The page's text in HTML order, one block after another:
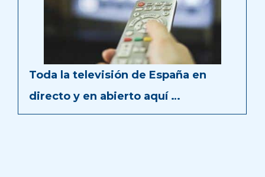
Toda la televisión de España en
directo y en abierto aquí …